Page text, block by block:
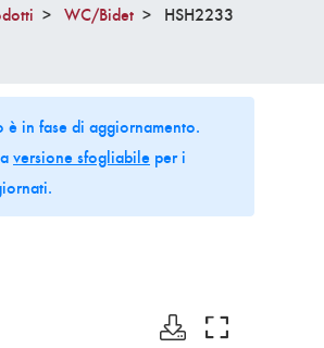
WC/Bidet HSH2233
è in fase di aggiornamento.
versione sfogliabile per i